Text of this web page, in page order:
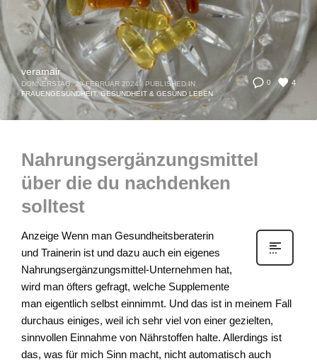
0 4
veramair
DONNERSTAG, 29 FEBRUAR 2024 / PUBLISHED IN
FRAUENGESUNDHEIT,GESUNDHEIT & GESUND LEBEN
Nahrungsergänzungsmittel
über die du nachdenken
solltest
Anzeige Wenn man Gesundheitsberaterin
und Trainerin ist und dazu auch ein eigenes
Nahrungsergänzungsmittel-Unternehmen hat,
wird man öfters gefragt, welche Supplemente
man eigentlich selbst einnimmt. Und das ist in meinem Fall
durchaus einiges, weil ich sehr viel von einer gezielten,
sinnvollen Einnahme von Nährstoffen halte. Allerdings ist
das, was für mich Sinn macht, nicht automatisch auch